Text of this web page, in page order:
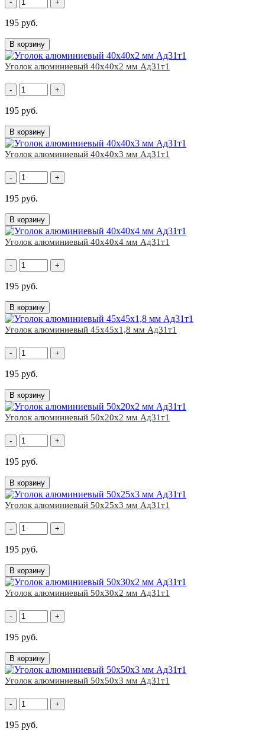
- +
195 руб.
В корзину
Уголок алюминиевый 40x40х2 мм Ад31т1
- +
195 руб.
В корзину
Уголок алюминиевый 40x40х3 мм Ад31т1
- +
195 руб.
В корзину
Уголок алюминиевый 40x40х4 мм Ад31т1
- +
195 руб.
В корзину
Уголок алюминиевый 45x45х1,8 мм Ад31т1
- +
195 руб.
В корзину
Уголок алюминиевый 50x20х2 мм Ад31т1
- +
195 руб.
В корзину
Уголок алюминиевый 50x25х3 мм Ад31т1
- +
195 руб.
В корзину
Уголок алюминиевый 50x30х2 мм Ад31т1
- +
195 руб.
В корзину
Уголок алюминиевый 50x50х3 мм Ад31т1
- +
195 руб.